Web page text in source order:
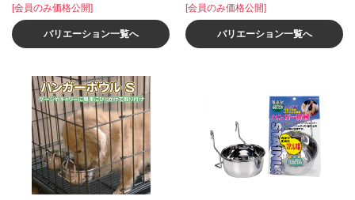
[会員のみ価格公開]
バリエーション一覧へ
[会員のみ価格公開]
バリエーション一覧へ